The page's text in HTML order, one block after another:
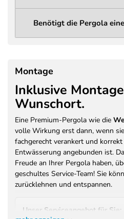
Abstrahlwinkel
120°
LED Spannung
12V DC
Stromanschluss
für
Farbe
Beschichtung /
Brandschutz
13501)
Garantie Motor /
Antrieb
3 Jahre
/ Beschichtung
Benötigt die Pergola
Montage
Inklusive
Wunschort.
Eine Premium-Pergola wie die
volle Wirkung erst dann, wenn
fachgerecht verankert und
Entwässerung angebunden ist.
Freude an Ihrer Pergola haben,
geschultes Service-Team! Sie
zurücklehnen und entspannen.
Unser Serviceangebot für Sie: